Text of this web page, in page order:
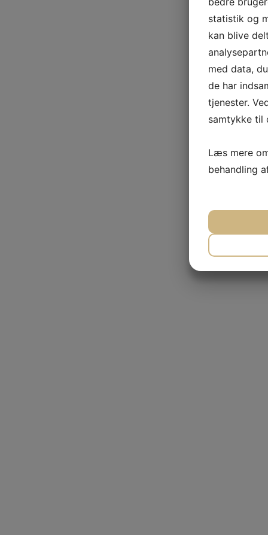
statistik og
kan blive
med data,
de har
tjenester.
samtykke til
Læs mere
behandling